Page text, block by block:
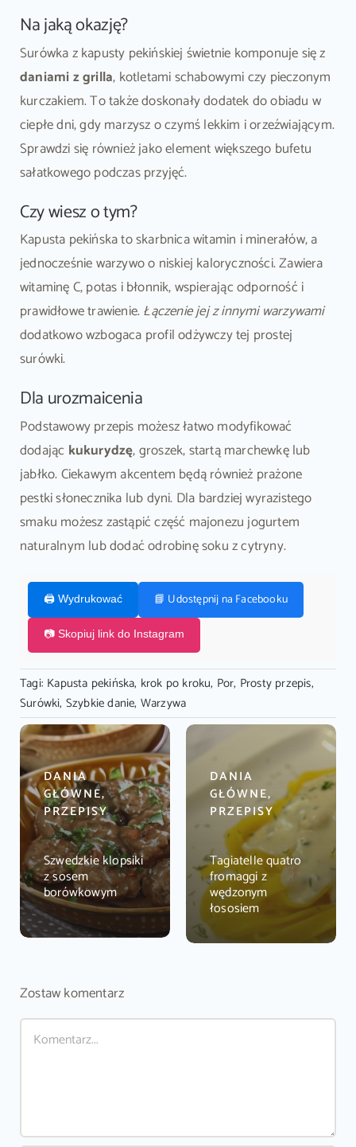
Na jaką okazję?
Surówka z kapusty pekińskiej świetnie komponuje się z
daniami z grilla, kotletami schabowymi czy pieczonym
kurczakiem. To także doskonały dodatek do obiadu w
ciepłe dni, gdy marzysz o czymś lekkim i orzeźwiającym.
Sprawdzi się również jako element większego bufetu
sałatkowego podczas przyjęć.
Czy wiesz o tym?
Kapusta pekińska to skarbnica witamin i minerałów, a
jednocześnie warzywo o niskiej kaloryczności. Zawiera
witaminę C, potas i błonnik, wspierając odporność i
prawidłowe trawienie.Łączenie jej z innymi warzywami
dodatkowo wzbogaca profil odżywczy tej prostej
surówki.
Dla urozmaicenia
Podstawowy przepis możesz łatwo modyfikować
dodając kukurydzę, groszek, startą marchewkę lub
jabłko. Ciekawym akcentem będą również prażone
pestki słonecznika lub dyni. Dla bardziej wyrazistego
smaku możesz zastąpić część majonezu jogurtem
naturalnym lub dodać odrobinę soku z cytryny.
🖨️ Wydrukować 📘 Udostępnij na Facebooku
📷 Skopiuj link do Instagram
Tagi: Kapusta pekińska, krok po kroku, Por, Prosty przepis,
Surówki, Szybkie danie, Warzywa
DANIA
GŁÓWNE,
PRZEPISY
Szwedzkie klopsiki
z sosem
borówkowym
DANIA
GŁÓWNE,
PRZEPISY
Tagiatelle quatro
fromaggi z
wędzonym
łososiem
Zostaw komentarz
Comment